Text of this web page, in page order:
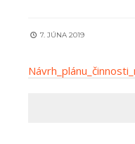
7. JÚNA 2019